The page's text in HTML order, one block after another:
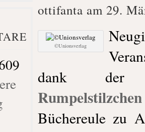
ottifanta am 29.
©Unionsverlag
dank der
Rumpelstilzchen
Büchereule zu